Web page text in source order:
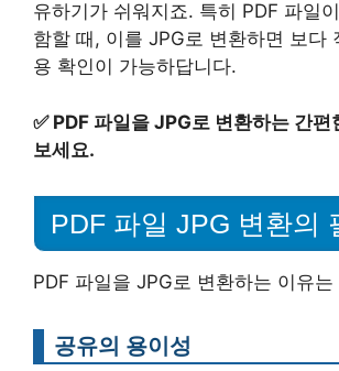
유하기가 쉬워지죠. 특히 PDF 파일
함할 때, 이를 JPG로 변환하면 보다
용 확인이 가능하답니다.
✅ PDF 파일을 JPG로 변환하는 간편
보세요.
PDF 파일 JPG 변환의
PDF 파일을 JPG로 변환하는 이유
공유의 용이성